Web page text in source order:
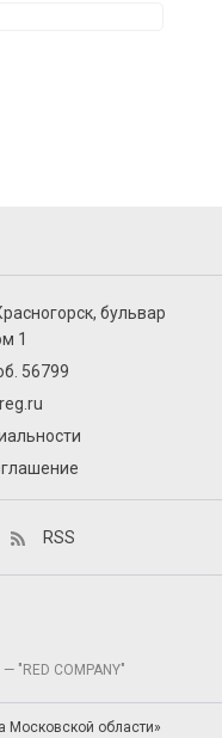
бульвар
1
56799
RSS
"RED COMPANY"
Московской области»